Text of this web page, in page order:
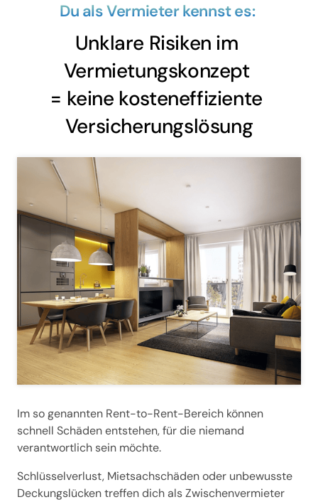
Du als Vermieter kennst es:
Unklare Risiken im
Vermietungskonzept
= keine kosteneffiziente
Versicherungslösung
Im so genannten Rent-to-Rent-Bereich können
schnell Schäden entstehen, für die niemand
verantwortlich sein möchte.
Schlüsselverlust, Mietsachschäden oder unbewusste
Deckungslücken treffen dich als Zwischenvermieter